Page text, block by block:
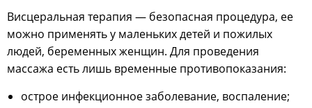
Висцеральная терапия — безопасная процедура, ее
можно применять у маленьких детей и пожилых
людей, беременных женщин. Для проведения
массажа есть лишь временные противопоказания:
острое инфекционное заболевание, воспаление;